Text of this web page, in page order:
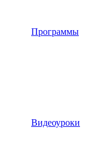
Программы
Видеоуроки